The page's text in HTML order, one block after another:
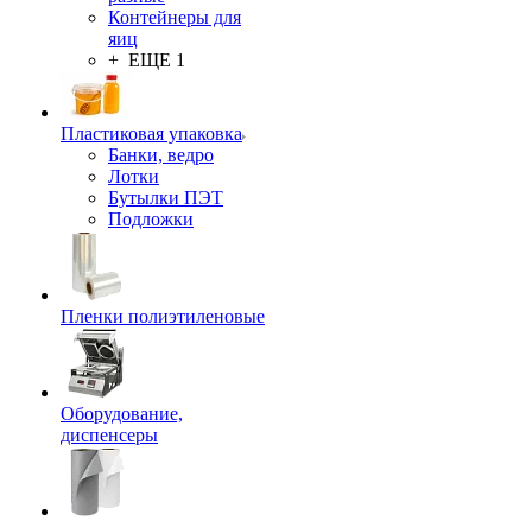
Контейнеры для
яиц
+ ЕЩЕ 1
Пластиковая упаковка
Банки, ведро
Лотки
Бутылки ПЭТ
Подложки
Пленки полиэтиленовые
Оборудование,
диспенсеры